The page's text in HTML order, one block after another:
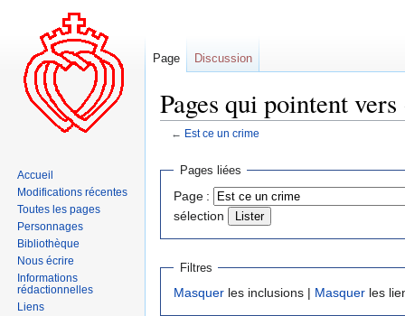
Pages qui pointent
← Est ce un crime
Aller
navigation
Aller
recherche
Pages liées
Page :
sélection
Filtres
Masquer les inclusions | Masquer les
Page Discussion
Accueil
Modifications récentes
Toutes les pages
Personnages
Bibliothèque
Nous écrire
Informations
rédactionnelles
Liens